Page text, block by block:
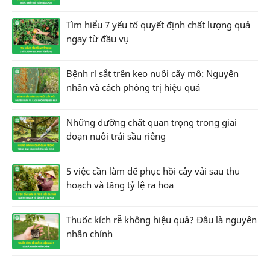
Tìm hiểu 7 yếu tố quyết định chất lượng quả
ngay từ đầu vụ
Bệnh rỉ sắt trên keo nuôi cấy mô: Nguyên
nhân và cách phòng trị hiệu quả
Những dưỡng chất quan trọng trong giai
đoạn nuôi trái sầu riêng
5 việc cần làm để phục hồi cây vải sau thu
hoạch và tăng tỷ lệ ra hoa
Thuốc kích rễ không hiệu quả? Đâu là nguyên
nhân chính